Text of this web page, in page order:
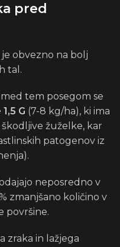
pred
obvezno na bolj
tal.
tem posegom se
G (7-8 kg/ha), ki ima
žuželke, kar
patogenov iz
neposredno v
zmanjšano količino v
površine.
zraka in lažjega